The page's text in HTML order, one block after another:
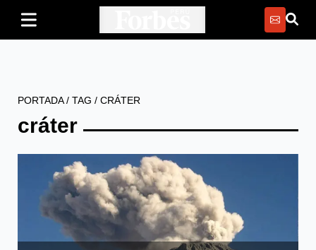
PORTADA/ TAG / CRÁTER
cráter